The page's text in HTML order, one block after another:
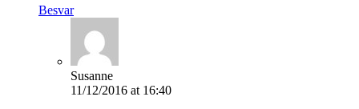
Besvar
Susanne
11/12/2016 at 16:40